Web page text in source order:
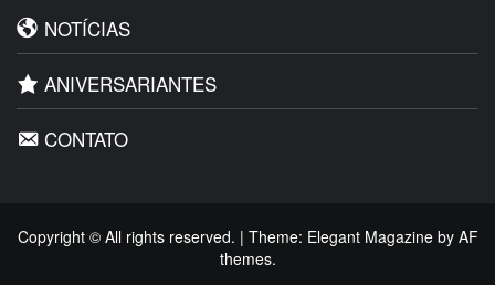
NOTÍCIAS
ANIVERSARIANTES
CONTATO
Copyright © All rights reserved. | Theme: Elegant Magazineby AF
themes.